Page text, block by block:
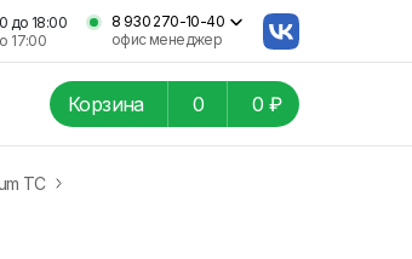
до 18:00
17:00
8 930 270-10-40
офис менеджер
Корзина 0 0 ₽
TC